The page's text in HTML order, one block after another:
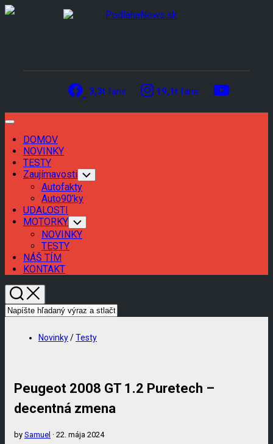
Skip
3,3tfans 19,1tfans
Expand
MenuDOMOV
Current
Page
Parent
NOVINKY
Current
Page
Parent
TESTY
Zaujímavosti Toggle
Child
Menu
Autofakty
Auto90’ky
UDALOSTI
MOTORKY Toggle
Child
Menu
NOVINKY
TESTY
NÁŠ TÍM
KONTAKT
Novinky/Testy
Peugeot 2008 GT 1.2 Puretech –
decentná zmena
by Samuel · 22. mája 2024